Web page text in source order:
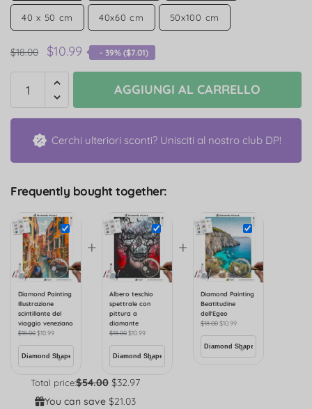
40 x 50 cm 40x60 cm 50x100 cm
$18.00 $10.99 - 39% ($7.01)
AGGIUNGI AL CARRELLO
Cerchi ulteriori sconti? Unisciti al nostro club DP!
Frequently bought together:
Diamond Painting
Illustrazione
scintillante del
viaggio veneziano
$18.00$10.99
+
Albero teschio
spettrale con
pittura a
diamante
$18.00$10.99
+
Diamond Painting
Beatitudine
dell'Egeo
$18.00$10.99
Total price:$54.00 $32.97
You can save$21.03